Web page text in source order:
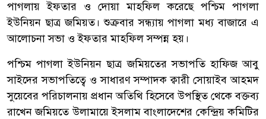
পাগলায় ইফতার ও দোয়া মাহফিল করেছে পশ্চিম পাগলা
ইউনিয়ন ছাত্র জমিয়ত। শুক্রবার সন্ধ্যায় পাগলা মধ্য বাজারে এ
আলোচনা সভা ও ইফতার মাহফিল সম্পন্ন হয়।
পশ্চিম পাগলা ইউনিয়ন ছাত্র জমিয়তের সভাপতি হাফিজ আবু
সাইদের সভাপতিত্বে ও সাধারণ সম্পাদক ক্বারী সোয়াইব আহমদ
সুয়েবের পরিচালনায় প্রধান অতিথি হিসেবে উপস্থিত থেকে বক্তব্য
রাখেন জমিয়তে উলামায়ে ইসলাম বাংলাদেশের কেন্দ্রিয় কমিটির